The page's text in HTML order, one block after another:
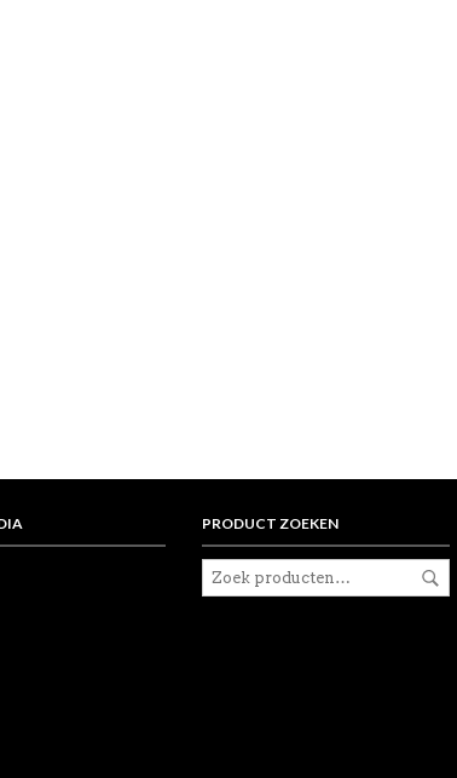
PRODUCT ZOEKEN